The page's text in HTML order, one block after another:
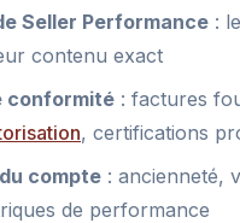
Seller Performance :
contenu exact
conformité : factures
, certifications
compte : ancienneté,
de performance